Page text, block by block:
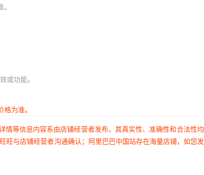
或功能。
为准。
等信息内容系由店铺经营者发布，其真实性、准确性和合法性
与店铺经营者沟通确认；阿里巴巴中国站存在海量店铺，如您